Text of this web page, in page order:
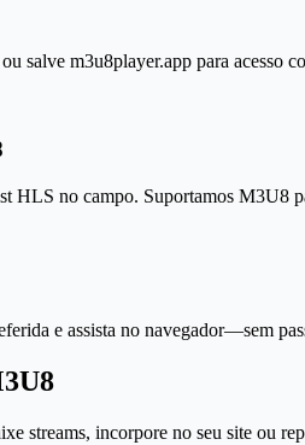
salve m3u8player.app para acesso
HLS no campo. Suportamos M3U8
e assista no navegador—sem
streams, incorpore no seu site ou